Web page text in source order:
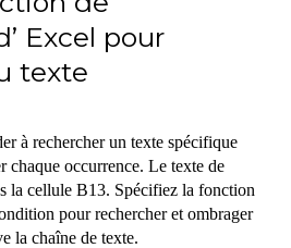
Excel pour
texte
à rechercher un texte spécifique
chaque occurrence. Le texte de
la cellule B13. Spécifiez la fonction
pour rechercher et ombrager
la chaîne de texte.